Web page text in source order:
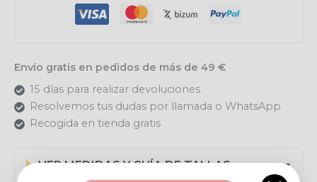
Envío gratis en pedidos de más de 49 €
15 días para realizar devoluciones
Resolvemos tus dudas por llamada o WhatsApp
Recogida en tienda gratis
VER MEDIDAS Y GUÍA DE TALLAS ▼